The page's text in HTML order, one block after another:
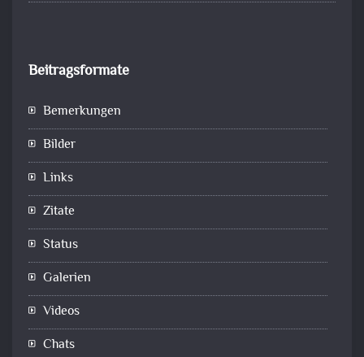
Beitragsformate
Bemerkungen
Bilder
Links
Zitate
Status
Galerien
Videos
Chats